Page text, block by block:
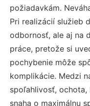
požiadavkám.
Pri realizácií služieb
odbornosť, ale aj na
práce, pretože si
pochybenie môže
komplikácie. Medzi
spoľahlivosť,
snaha o maximálnu